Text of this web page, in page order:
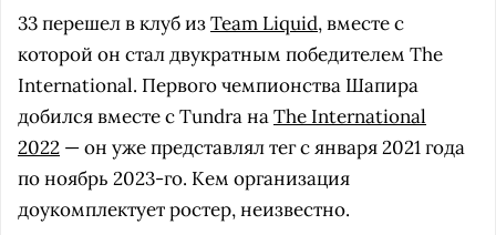
33 перешел в клуб изTeam Liquid, вместе с
которой он стал двукратным победителем The
International. Первого чемпионства Шапира
добился вместе с Tundra наThe International
2022 — он уже представлял тег с января 2021 года
по ноябрь 2023-го. Кем организация
доукомплектует ростер, неизвестно.